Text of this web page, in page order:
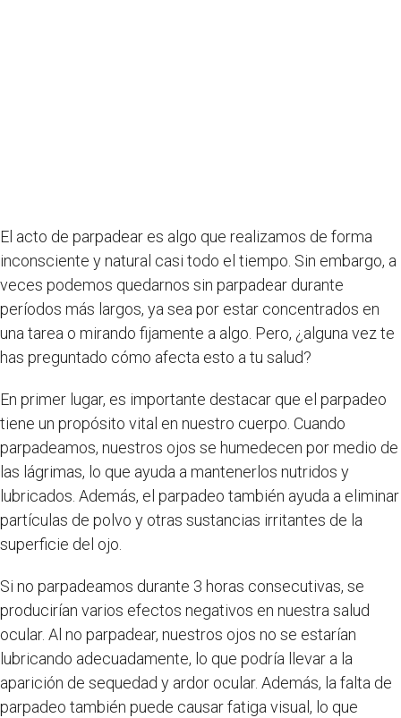
El acto de parpadear es algo que realizamos de forma
inconsciente y natural casi todo el tiempo. Sin embargo, a
veces podemos quedarnos sin parpadear durante
períodos más largos, ya sea por estar concentrados en
una tarea o mirando fijamente a algo. Pero, ¿alguna vez te
has preguntado cómo afecta esto a tu salud?
En primer lugar, es importante destacar que el parpadeo
tiene un propósito vital en nuestro cuerpo. Cuando
parpadeamos, nuestros ojos se humedecen por medio de
las lágrimas, lo que ayuda a mantenerlos nutridos y
lubricados. Además, el parpadeo también ayuda a eliminar
partículas de polvo y otras sustancias irritantes de la
superficie del ojo.
Si no parpadeamos durante 3 horas consecutivas, se
producirían varios efectos negativos en nuestra salud
ocular. Al no parpadear, nuestros ojos no se estarían
lubricando adecuadamente, lo que podría llevar a la
aparición de sequedad y ardor ocular. Además, la falta de
parpadeo también puede causar fatiga visual, lo que